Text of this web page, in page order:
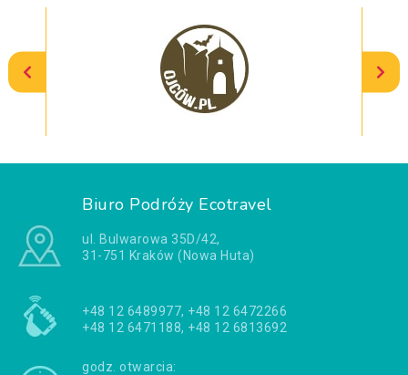
Biuro Podróży Ecotravel
ul. Bulwarowa 35D/42,
31-751 Kraków (Nowa Huta)
+48 12 6489977, +48 12 6472266
+48 12 6471188, +48 12 6813692
godz. otwarcia: